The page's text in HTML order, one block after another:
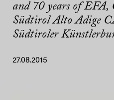
and 70 years of EFA,
Südtirol Alto Adige
Südtiroler
27.08.2015